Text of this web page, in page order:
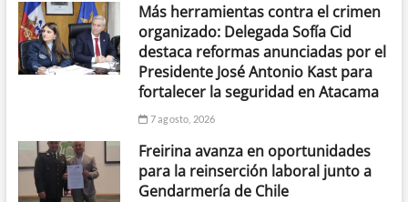
Más herramientas contra el crimen
organizado: Delegada Sofía Cid
destaca reformas anunciadas por el
Presidente José Antonio Kast para
fortalecer la seguridad en Atacama
7 agosto, 2026
Freirina avanza en oportunidades
para la reinserción laboral junto a
Gendarmería de Chile